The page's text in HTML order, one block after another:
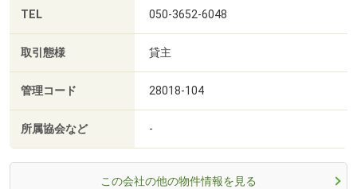
TEL 050-3652-6048
取引態様 貸主
管理コード 28018-104
所属協会など -
この会社の他の物件情報を見る